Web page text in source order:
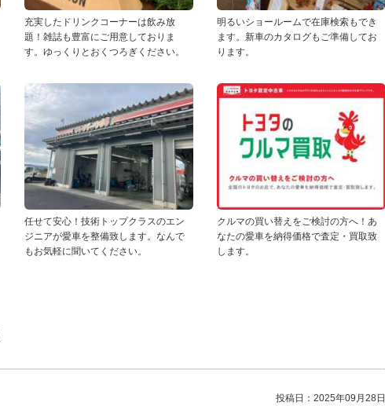
充実したドリンクコーナーは飲み放
題！雑誌も豊富にご用意しておりま
す。ゆっくりとおくつろぎください。
明るいショールームで在庫検索もでき
ます。新車のカタログもご準備してお
ります。
任せて安心！技術トップクラスのエン
ジニアが愛車を整備致します。なんで
もお気軽に聞いてください。
クルマの買い替えをご検討の方へ！あ
なたの愛車を納得価格で査定・買取致
します。
投稿日： 2025年09月28日